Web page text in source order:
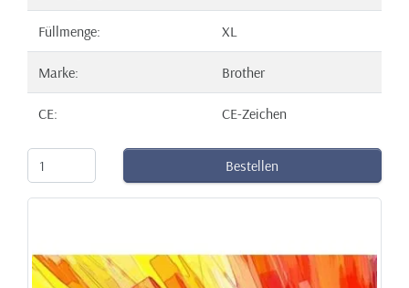
Füllmenge: XL
Marke: Brother
CE: CE-Zeichen
Bestellen